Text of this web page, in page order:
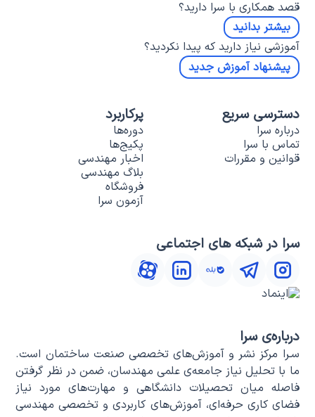
قصد همکاری با سرا دارید؟
بیشتر بدانید
آموزشی نیاز دارید که پیدا نکردید؟
پیشنهاد آموزش جدید
دسترسی سریع
درباره سرا
تماس با سرا
قوانین و مقررات
پرکاربرد
دوره‌ها
پکیج‌ها
اخبار مهندسی
بلاگ مهندسی
فروشگاه
آزمون سرا
سرا در شبکه های اجتماعی
درباره‌ی سرا
سـرا مرکز نشر و آموزش‌های تخصصی صنعت ساختمان است.
ما با تحلیل نیاز جامعه‌ی علمی مهندسان، ضمن در نظر گرفتن
فاصله میان تحصیلات دانشگاهی و مهارت‌های مورد نیاز
فضای کاری حرفه‌ای، آموزش‌های کاربردی و تخصصی مهندسی